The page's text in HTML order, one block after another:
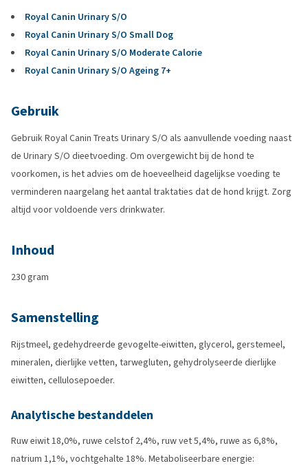
Royal Canin Urinary S/O
Royal Canin Urinary S/O Small Dog
Royal Canin Urinary S/O Moderate Calorie
Royal Canin Urinary S/O Ageing 7+
Gebruik
Gebruik Royal Canin Treats Urinary S/O als aanvullende voeding naast
de Urinary S/O dieetvoeding. Om overgewicht bij de hond te
voorkomen, is het advies om de hoeveelheid dagelijkse voeding te
verminderen naargelang het aantal traktaties dat de hond krijgt. Zorg
altijd voor voldoende vers drinkwater.
Inhoud
230 gram
Samenstelling
Rijstmeel, gedehydreerde gevogelte-eiwitten, glycerol, gerstemeel,
mineralen, dierlijke vetten, tarwegluten, gehydrolyseerde dierlijke
eiwitten, cellulosepoeder.
Analytische bestanddelen
Ruw eiwit 18,0%, ruwe celstof 2,4%, ruw vet 5,4%, ruwe as 6,8%,
natrium 1,1%, vochtgehalte 18%. Metaboliseerbare energie: